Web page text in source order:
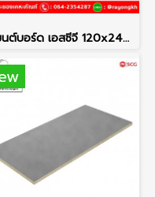
ซีเมนต์บอร์ด เอสซีจี 120x240x0.8 ซม.